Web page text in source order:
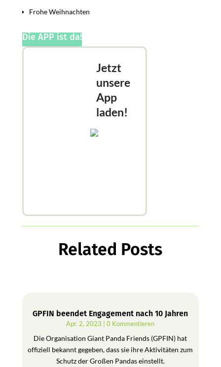
Frohe Weihnachten
Die APP ist da!
Jetzt
unsere
App
laden!
Related Posts
GPFIN beendet Engagement nach 10 Jahren
Apr. 2, 2023 | 0 Kommentieren
Die Organisation Giant Panda Friends (GPFIN) hat
offiziell bekannt gegeben, dass sie ihre Aktivitäten zum
Schutz der Großen Pandas einstellt.